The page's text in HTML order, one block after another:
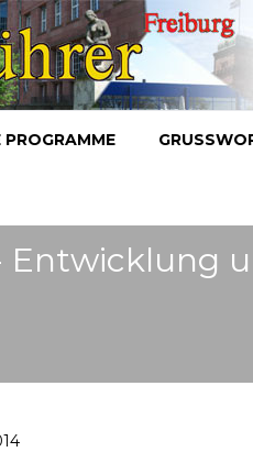
Entwicklung